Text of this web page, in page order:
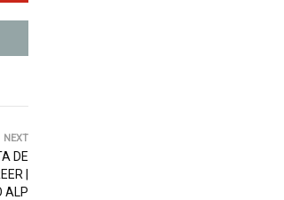
NEXT
DE
|
ALP